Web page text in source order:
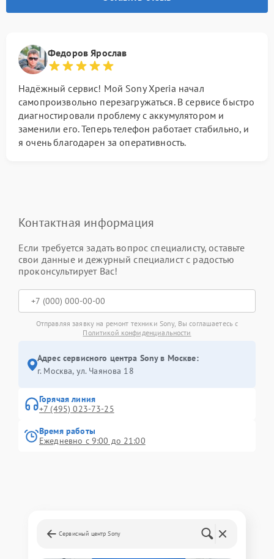
Федоров Ярослав
Надёжный сервис! Мой Sony Xperia начал
самопроизвольно перезагружаться. В сервисе быстро
диагностировали проблему с аккумулятором и
заменили его. Теперь телефон работает стабильно, и
я очень благодарен за оперативность.
Контактная информация
Если требуется задать вопрос специалисту, оставьте
свои данные и дежурный специалист с радостью
проконсультирует Вас!
Отправляя заявку на ремонт техники Sony, Вы соглашаетесь с
Политикой конфиденциальности
Адрес сервисного центра Sony в Москве:
г. Москва, ул. Чаянова 18
Горячая линия
+7 (495) 023-73-25
Время работы
Ежедневно с 9:00 до 21:00
Сервисный центр Sony